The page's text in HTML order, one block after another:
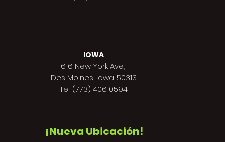
IOWA
616 New York Ave,
Des Moines, Iowa. 50313
Tel: (773) 406 0594
¡Nueva Ubicación!